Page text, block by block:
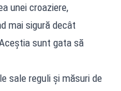
unei croaziere,
mai sigură decât
sunt gata să
sale reguli și măsuri de